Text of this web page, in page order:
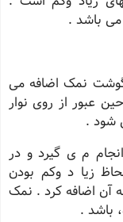
نمک اضافه مى
عبور از روى نوار
م ى گیرد و در
زیا د وکم بودن
آن اضافه کرد . نمک
باشد .